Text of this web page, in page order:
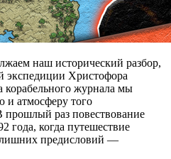
наш исторический разбор,
экспедиции Христофора
корабельного журнала мы
и атмосферу того
прошлый раз повествование
года, когда путешествие
лишних предисловий —